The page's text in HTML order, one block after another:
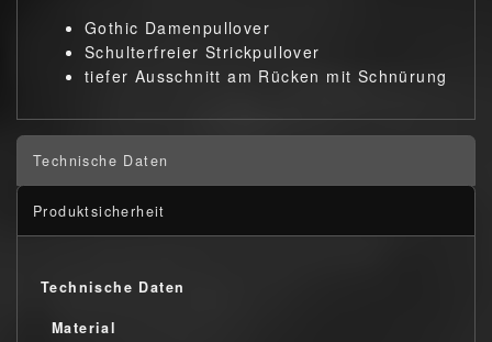
Gothic Damenpullover
Schulterfreier Strickpullover
tiefer Ausschnitt am Rücken mit Schnürung
Technische Daten
Produktsicherheit
Technische Daten
Material